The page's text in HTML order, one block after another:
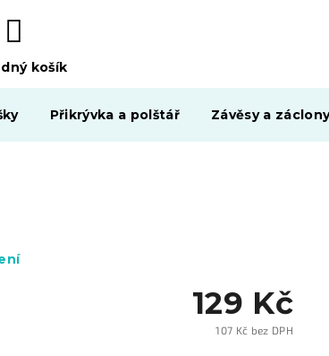
košík
Přikrývka a polštář Závěsy a
129 Kč
107 Kč bez DPH